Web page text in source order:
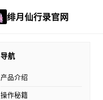
绯月仙行录官网
导航
产品介绍
操作秘籍